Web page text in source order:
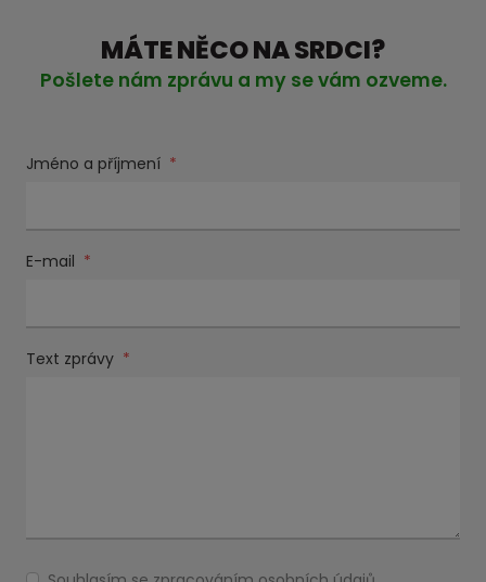
MÁTE NĚCO NA SRDCI?
Pošlete nám zprávu a my se vám ozveme.
Jméno a příjmení *
E-mail *
Text zprávy *